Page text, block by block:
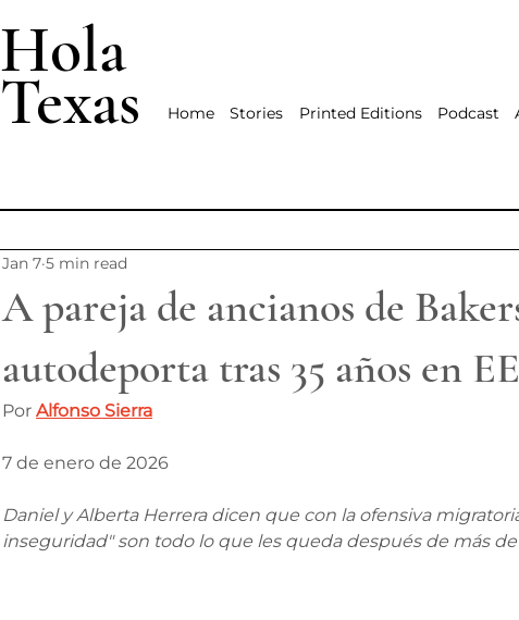
Hola
Texas Home Stories Printed Editions Podcast
A pareja de ancianos de
autodeporta tras 35 años en
Jan 7 5 min read
Por Alfonso Sierra
7 de enero de 2026
Daniel y Alberta Herrera dicen que con la ofensiva
inseguridad" son todo lo que les queda después de más